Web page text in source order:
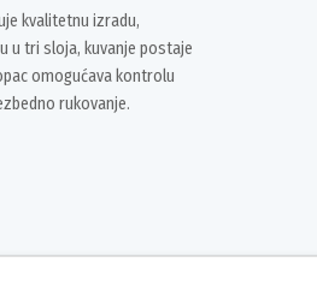
kvalitetnu izradu,
u tri sloja, kuvanje postaje
omogućava kontrolu
rukovanje.